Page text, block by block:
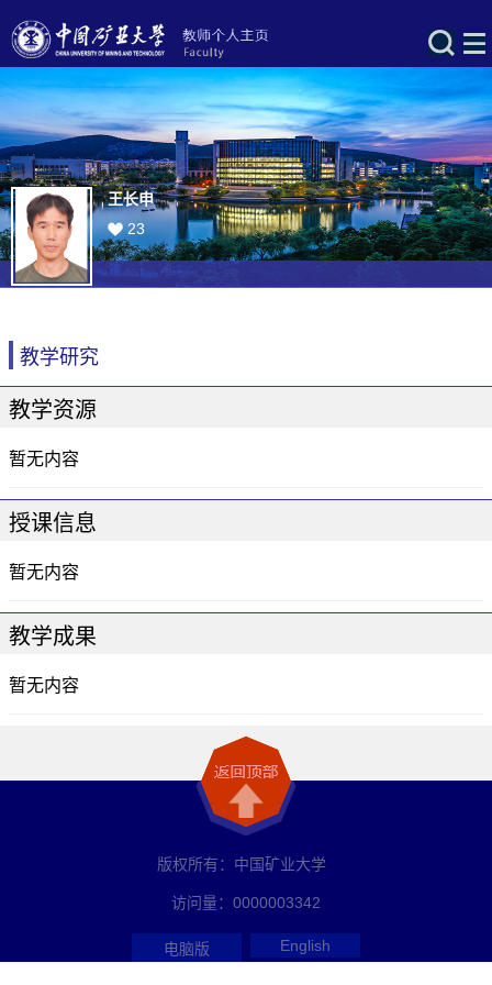
王长申
23
教学研究
教学资源
暂无内容
授课信息
暂无内容
教学成果
暂无内容
版权所有：中国矿业大学
访问量： 0000003342
电脑版 English